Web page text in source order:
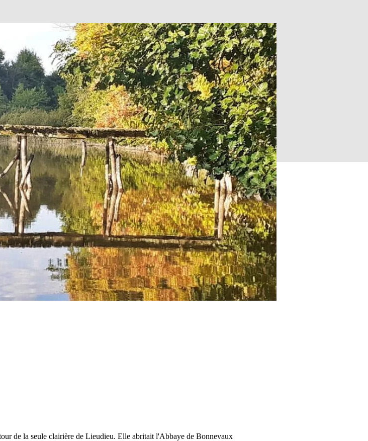
de la seule clairière de Lieudieu. Elle abritait l'Abbaye de Bonnevaux